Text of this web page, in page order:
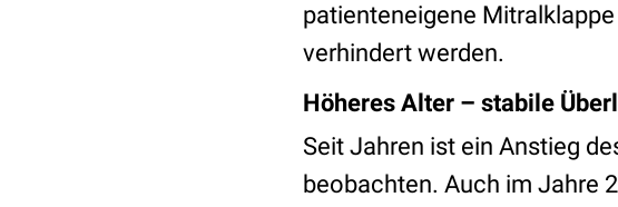
patienteneigene
verhindert werden.
Höheres Alter – stabile
Seit Jahren ist ein Anstieg
beobachten. Auch im Jahre